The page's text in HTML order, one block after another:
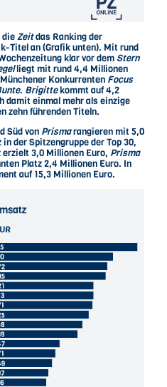
dieZeitdas Ranking der
Titel an (Grafik unten). Mit rund
klar vor dem Stern
liegt mit rund 4,4 Millionen
Konkurrenten Focus
. Brigittekommt auf 4,2
damit einmal mehr als einzige
zehn führenden Titeln.
Süd von Prismarangieren mit 5,0
der Spitzengruppe der Top 30,
3,0 Millionen Euro, Prisma
Platz 2,4 Millionen Euro. In
auf 15,3 Millionen Euro.